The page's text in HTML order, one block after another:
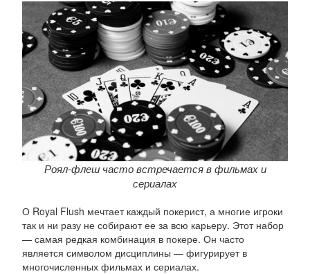
Роял-флеш часто встречается в фильмах и
сериалах
О Royal Flush мечтает каждый покерист, а многие игроки
так и ни разу не собирают ее за всю карьеру. Этот набор
— самая редкая комбинация в покере. Он часто
является символом дисциплины — фигурирует в
многочисленных фильмах и сериалах.